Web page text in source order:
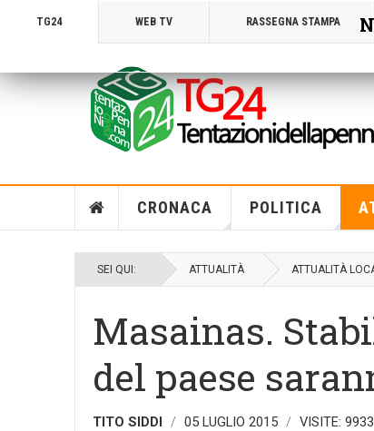
TG24 WEB TV RASSEGNA STAMPA
CRONACA POLITICA
SEI QUI: ATTUALITÀ ATTUALITÀ
Masainas.
del paese
TITO SIDDI 05 LUGLIO 2015 VISITE: 9933